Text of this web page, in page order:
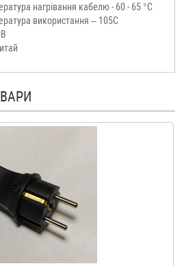
нагрівання кабелю - 60 - 65 °C
використання – 105С